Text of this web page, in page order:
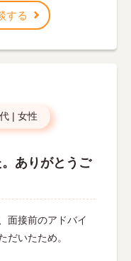
する
| 女性
ありがとうご
面接前のアドバイ
だいたため。